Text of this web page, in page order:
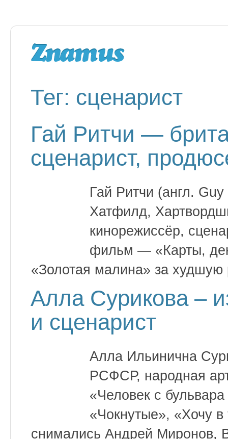
Тег: сценарист
Гай Ритчи —
сценарист,
Гай Ритчи (англ.
Хатфилд,
кинорежиссёр,
фильм — «Карты,
«Золотая малина» за
Алла Сурикова –
и сценарист
Алла Ильинична
РСФСР, народная
«Человек с
«Чокнутые», «Хочу
снимались Андрей Миронов,